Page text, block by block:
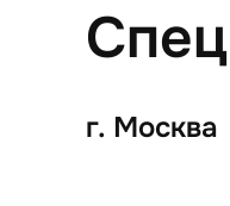
г. Москва